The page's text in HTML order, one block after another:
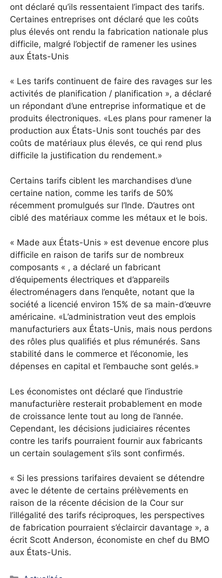
ont déclaré qu’ils ressentaient l’impact des tarifs.
Certaines entreprises ont déclaré que les coûts
plus élevés ont rendu la fabrication nationale plus
difficile, malgré l’objectif de ramener les usines
aux États-Unis
« Les tarifs continuent de faire des ravages sur les
activités de planification / planification », a déclaré
un répondant d’une entreprise informatique et de
produits électroniques. «Les plans pour ramener la
production aux États-Unis sont touchés par des
coûts de matériaux plus élevés, ce qui rend plus
difficile la justification du rendement.»
Certains tarifs ciblent les marchandises d’une
certaine nation, comme les tarifs de 50%
récemment promulgués sur l’Inde. D’autres ont
ciblé des matériaux comme les métaux et le bois.
« Made aux États-Unis » est devenue encore plus
difficile en raison de tarifs sur de nombreux
composants « , a déclaré un fabricant
d’équipements électriques et d’appareils
électroménagers dans l’enquête, notant que la
société a licencié environ 15% de sa main-d’œuvre
américaine. «L’administration veut des emplois
manufacturiers aux États-Unis, mais nous perdons
des rôles plus qualifiés et plus rémunérés. Sans
stabilité dans le commerce et l’économie, les
dépenses en capital et l’embauche sont gelés.»
Les économistes ont déclaré que l’industrie
manufacturière resterait probablement en mode
de croissance lente tout au long de l’année.
Cependant, les décisions judiciaires récentes
contre les tarifs pourraient fournir aux fabricants
un certain soulagement s’ils sont confirmés.
« Si les pressions tarifaires devaient se détendre
avec le détente de certains prélèvements en
raison de la récente décision de la Cour sur
l’illégalité des tarifs réciproques, les perspectives
de fabrication pourraient s’éclaircir davantage », a
écrit Scott Anderson, économiste en chef du BMO
aux États-Unis.